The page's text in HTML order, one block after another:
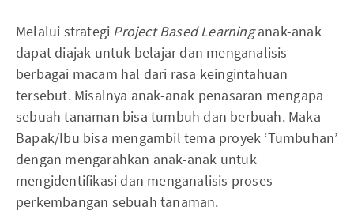
Melalui strategi Project Based Learninganak-anak
dapat diajak untuk belajar dan menganalisis
berbagai macam hal dari rasa keingintahuan
tersebut. Misalnya anak-anak penasaran mengapa
sebuah tanaman bisa tumbuh dan berbuah. Maka
Bapak/Ibu bisa mengambil tema proyek ‘Tumbuhan’
dengan mengarahkan anak-anak untuk
mengidentifikasi dan menganalisis proses
perkembangan sebuah tanaman.